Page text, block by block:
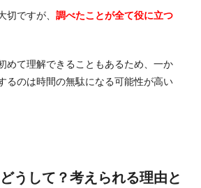
切ですが、 調べたことが全て役に立つ
めて理解できることもあるため、一か
るのは時間の無駄になる可能性が高い
うして？考えられる理由と